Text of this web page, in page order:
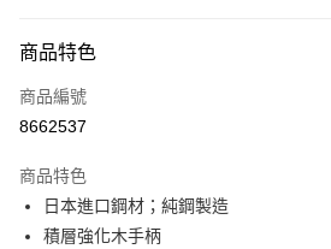
Apple Pay
街口支付
Google Pay
全盈+PAY
商品特色
商品編號
8662537
商品特色
日本進口鋼材；純鋼製造
積層強化木手柄